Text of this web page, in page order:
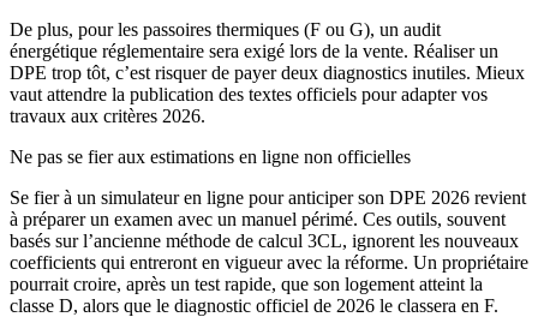
De plus, pour les passoires thermiques (F ou G), un audit
énergétique réglementaire sera exigé lors de la vente. Réaliser un
DPE trop tôt, c’est risquer de payer deux diagnostics inutiles. Mieux
vaut attendre la publication des textes officiels pour adapter vos
travaux aux critères 2026.
Ne pas se fier aux estimations en ligne non officielles
Se fier à un simulateur en ligne pour anticiper son DPE 2026 revient
à préparer un examen avec un manuel périmé. Ces outils, souvent
basés sur l’ancienne méthode de calcul 3CL, ignorent les nouveaux
coefficients qui entreront en vigueur avec la réforme. Un propriétaire
pourrait croire, après un test rapide, que son logement atteint la
classe D, alors que le diagnostic officiel de 2026 le classera en F.